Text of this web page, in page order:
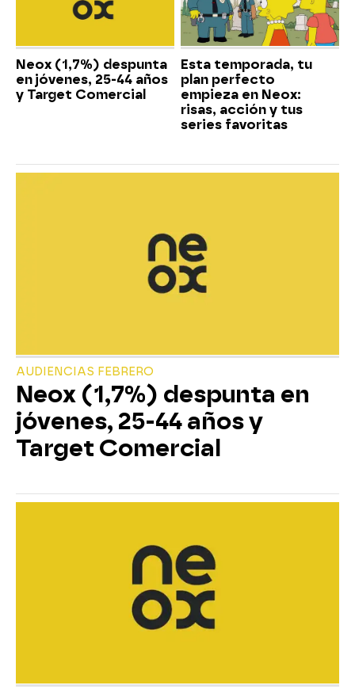
Neox (1,7%) despunta
en jóvenes, 25-44 años
y Target Comercial
Esta temporada, tu
plan perfecto
empieza en Neox:
risas, acción y tus
series favoritas
AUDIENCIAS FEBRERO
Neox (1,7%) despunta en
jóvenes, 25-44 años y
Target Comercial